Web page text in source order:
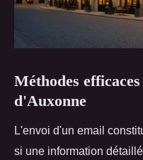
Méthodes
d'Auxonne
L'envoi d'un email
si une information